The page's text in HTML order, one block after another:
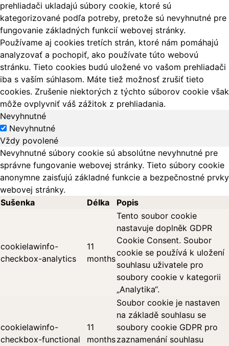
prehliadači ukladajú súbory cookie, ktoré sú
kategorizované podľa potreby, pretože sú nevyhnutné pre
fungovanie základných funkcií webovej stránky.
Používame aj cookies tretích strán, ktoré nám pomáhajú
analyzovať a pochopiť, ako používate túto webovú
stránku. Tieto cookies budú uložené vo vašom prehliadači
iba s vaším súhlasom. Máte tiež možnosť zrušiť tieto
cookies. Zrušenie niektorých z týchto súborov cookie však
môže ovplyvniť váš zážitok z prehliadania.
Nevyhnutné
Nevyhnutné
Vždy povolené
Nevyhnutné súbory cookie sú absolútne nevyhnutné pre
správne fungovanie webovej stránky. Tieto súbory cookie
anonymne zaisťujú základné funkcie a bezpečnostné prvky
webovej stránky.
Sušenka
Délka Popis
cookielawinfo-
checkbox-analytics
11
months
Tento soubor cookie
nastavuje doplněk GDPR
Cookie Consent. Soubor
cookie se používá k uložení
souhlasu uživatele pro
soubory cookie v kategorii
„Analytika“.
cookielawinfo-
checkbox-functional
11
months
Soubor cookie je nastaven
na základě souhlasu se
soubory cookie GDPR pro
zaznamenání souhlasu